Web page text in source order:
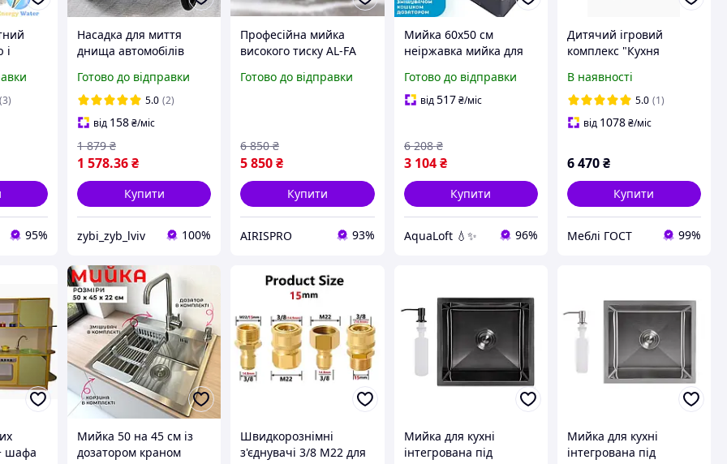
і
для
води
(3)
95%
Насадка для миття
днища автомобілів
високого тиску під
автомобіль з колесами
4 форсунки для
бруківки
Готово до відправки
5.0 (2)
від 158₴/міс
1 578.36₴
1 879 ₴
Купити
zybi_zyb_lviv 100%
Професійна мийка
високого тиску AL-FA
165 барів 8 л хв для
Готово до відправки
5 850₴
6 850 ₴
Купити
AIRISPRO 93%
Мийка 60х50 см
неіржавка мийка для
дозатор + решітка
Готово до відправки
від517 ₴/міс
3 104 ₴
6 208 ₴
Купити
AquaLoft 💧✨ 96%
Дитячий ігровий
комплекс "Кухня
меблі для ігрової зони.
Стінка для дитячого
садка ЛДСП
В наявності
5.0 (1)
від 1078₴/міс
6 470₴
Купити
Меблі ГОСТ 99%
шафа
Мийка 50 на 45 см із
дозатором краном
Швидкорознімні
з'єднувачі 3/8 M22 для
Мийка для кухні
інтегрована під
Мийка для кухні
інтегрована під